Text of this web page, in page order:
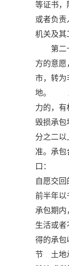
等证书
或者负
机关及
第二十
方的意
市，转为
地。 承
力的，
毁损承包
分之二以
准。承
口： （
自愿交
前半年
承包期内
生活或
得的承
节 土地